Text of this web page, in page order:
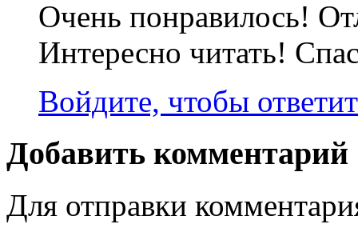
Очень понравилось!
Интересно читать!
Войдите, чтобы
Добавить комментарий
Для отправки